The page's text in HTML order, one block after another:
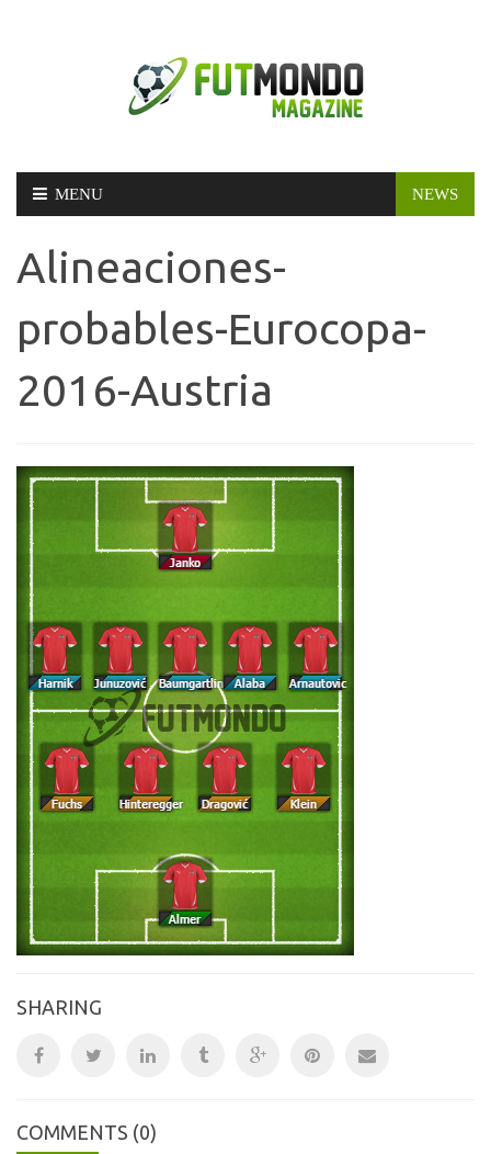
Skip
MENU NEWS
Alineaciones-
probables-Eurocopa-
2016-Austria
SHARING
COMMENTS (0)